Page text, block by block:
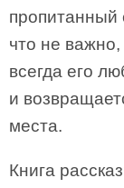
что не
всегда его
и
места.
Книга